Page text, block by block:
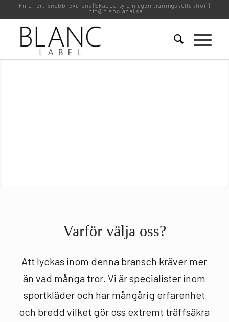
Fri offert, snabb leverans | Skäddarsy din egen träningskollektion |
info@blanclabel.se
Varför välja oss?
Att lyckas inom denna bransch kräver mer
än vad många tror. Vi är specialister inom
sportkläder och har mångårig erfarenhet
och bredd vilket gör oss extremt träffsäkra